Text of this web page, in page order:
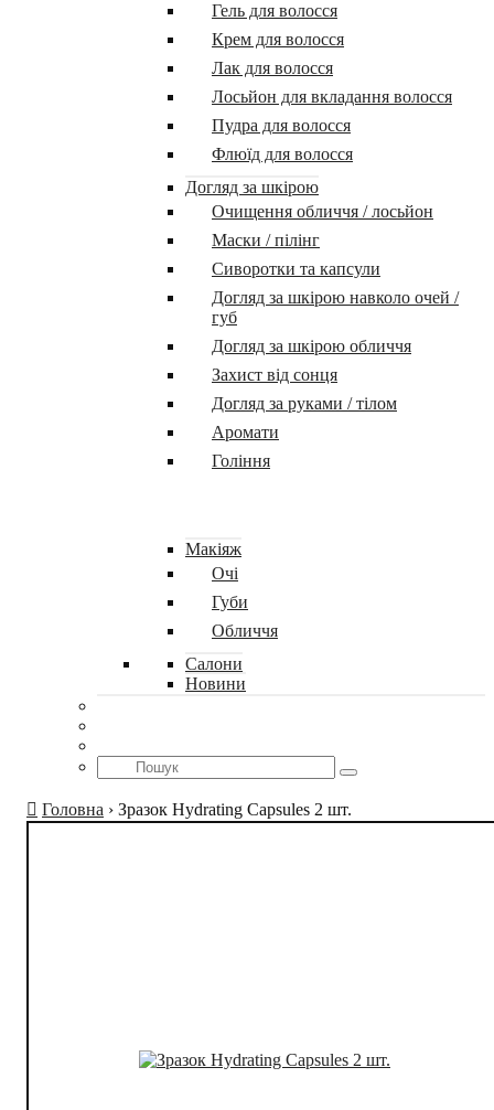
Гель для волосся
Крем для волосся
Лак для волосся
Лосьйон для вкладання волосся
Пудра для волосся
Флюїд для волосся
Догляд за шкірою
Очищення обличчя / лосьйон
Маски / пілінг
Сиворотки та капсули
Догляд за шкірою навколо очей /
губ
Догляд за шкірою обличчя
Захист від сонця
Догляд за руками / тілом
Аромати
Гоління
Макіяж
Очі
Губи
Обличчя
Салони
Новини
Головна › Зразок Hydrating Capsules 2 шт.